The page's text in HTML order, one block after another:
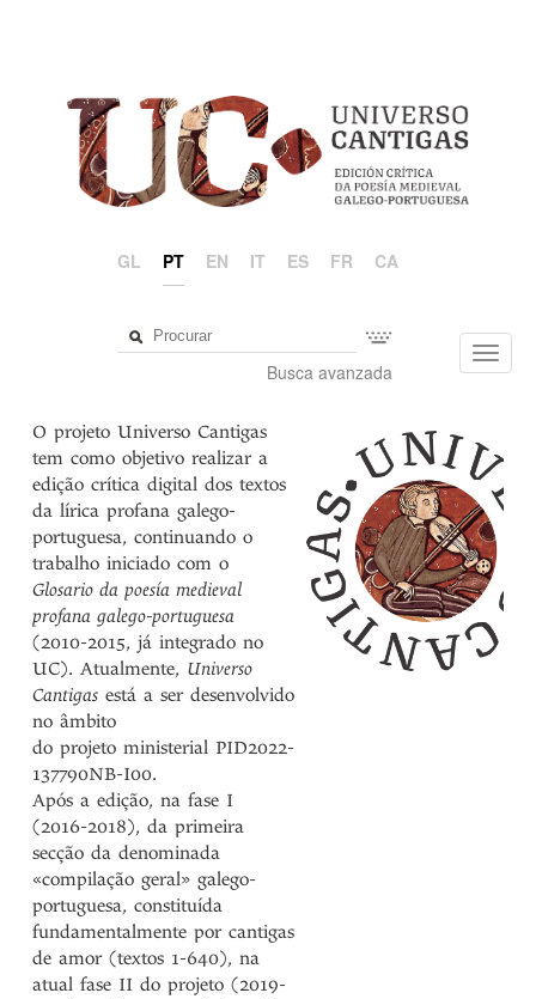
GL PT EN IT ES FR CA
Busca avanzada
O projeto Universo Cantigas
tem como objetivo realizar a
edição crítica digital dos textos
da lírica profana galego-
portuguesa, continuando o
trabalho iniciado com o
Glosario da poesía medieval
profana galego-portuguesa
(2010-2015, já integrado no
UC). Atualmente, Universo
Cantigas está a ser desenvolvido
no âmbito
do projeto ministerial PID2022-
137790NB-I00.
Após a edição, na fase I
(2016-2018), da primeira
secção da denominada
«compilação geral» galego-
portuguesa, constituída
fundamentalmente por cantigas
de amor (textos 1-640), na
atual fase II do projeto (2019-